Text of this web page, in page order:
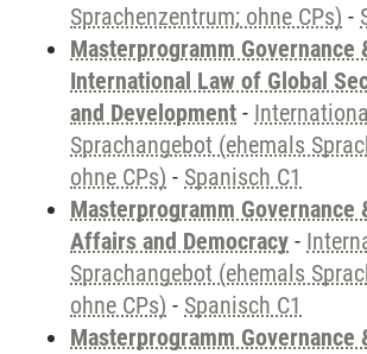
Sprachenzentrum; ohne CPs) -
Masterprogramm Governance
International Law of Global
and Development -
Sprachangebot (ehemals
ohne CPs) - Spanisch C1
Masterprogramm Governance
Affairs and Democracy -
Sprachangebot (ehemals
ohne CPs) - Spanisch C1
Masterprogramm Governance